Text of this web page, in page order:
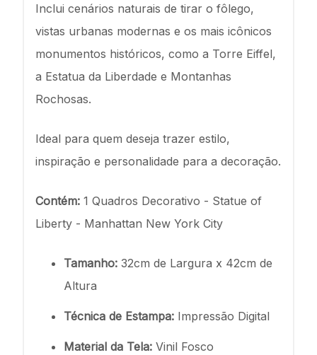
Inclui cenários naturais de tirar o fôlego,
vistas urbanas modernas e os mais icônicos
monumentos históricos, como a Torre Eiffel,
a Estatua da Liberdade e Montanhas
Rochosas.
Ideal para quem deseja trazer estilo,
inspiração e personalidade para a decoração.
Contém: 1 Quadros Decorativo - Statue of
Liberty - Manhattan New York City
Tamanho: 32cm de Largura x 42cm de
Altura
Técnica de Estampa: Impressão Digital
Material da Tela: Vinil Fosco